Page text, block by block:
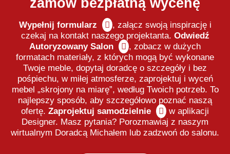
zamów bezpłatną wycenę
Wypełnij formularz , załącz swoją inspirację i
czekaj na kontakt naszego projektanta. Odwiedź
Autoryzowany Salon
, zobacz w dużych
formatach materiały, z których mogą być wykonane
Twoje meble, dopytaj doradcę o szczegóły i bez
pośpiechu, w miłej atmosferze, zaprojektuj i wyceń
mebel „skrojony na miarę”, według Twoich potrzeb. To
najlepszy sposób, aby szczegółowo poznać naszą
ofertę. Zaprojektuj samodzielnie
w aplikacji
Designer. Masz pytania? Porozmawiaj z naszym
wirtualnym Doradcą Michałem lub zadzwoń do salonu.